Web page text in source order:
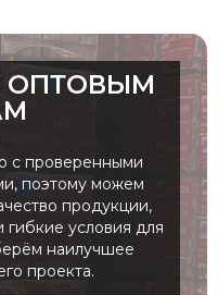
ОПТОВЫМ
с проверенными
поэтому можем
продукции,
условия для
наилучшее
проекта.